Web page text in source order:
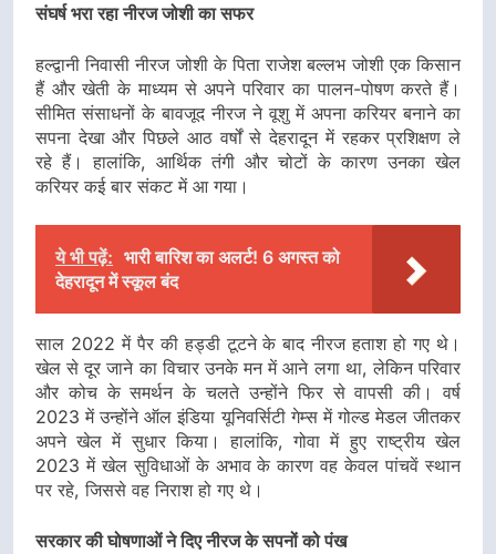
संघर्ष भरा रहा नीरज जोशी का सफर
हल्द्वानी निवासी नीरज जोशी के पिता राजेश बल्लभ जोशी एक किसान
हैं और खेती के माध्यम से अपने परिवार का पालन-पोषण करते हैं।
सीमित संसाधनों के बावजूद नीरज ने वूशु में अपना करियर बनाने का
सपना देखा और पिछले आठ वर्षों से देहरादून में रहकर प्रशिक्षण ले
रहे हैं। हालांकि, आर्थिक तंगी और चोटों के कारण उनका खेल
करियर कई बार संकट में आ गया।
ये भी पढ़ें: भारी बारिश का अलर्ट! 6 अगस्त को
देहरादून में स्कूल बंद
साल 2022 में पैर की हड्डी टूटने के बाद नीरज हताश हो गए थे।
खेल से दूर जाने का विचार उनके मन में आने लगा था, लेकिन परिवार
और कोच के समर्थन के चलते उन्होंने फिर से वापसी की। वर्ष
2023 में उन्होंने ऑल इंडिया यूनिवर्सिटी गेम्स में गोल्ड मेडल जीतकर
अपने खेल में सुधार किया। हालांकि, गोवा में हुए राष्ट्रीय खेल
2023 में खेल सुविधाओं के अभाव के कारण वह केवल पांचवें स्थान
पर रहे, जिससे वह निराश हो गए थे।
सरकार की घोषणाओं ने दिए नीरज के सपनों को पंख